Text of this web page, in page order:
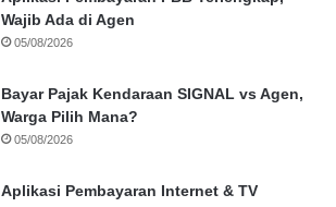
Wajib Ada di Agen
05/08/2026
Bayar Pajak Kendaraan SIGNAL vs Agen,
Warga Pilih Mana?
05/08/2026
Aplikasi Pembayaran Internet & TV